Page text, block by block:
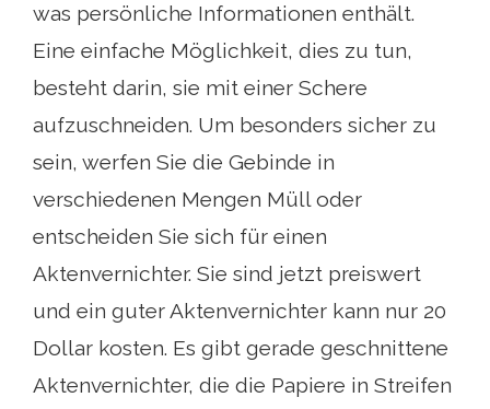
was persönliche Informationen enthält.
Eine einfache Möglichkeit, dies zu tun,
besteht darin, sie mit einer Schere
aufzuschneiden. Um besonders sicher zu
sein, werfen Sie die Gebinde in
verschiedenen Mengen Müll oder
entscheiden Sie sich für einen
Aktenvernichter. Sie sind jetzt preiswert
und ein guter Aktenvernichter kann nur 20
Dollar kosten. Es gibt gerade geschnittene
Aktenvernichter, die die Papiere in Streifen